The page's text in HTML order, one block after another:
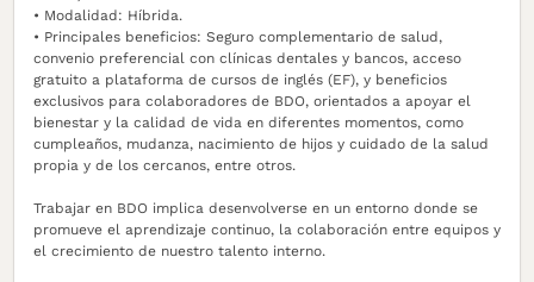
• Modalidad: Híbrida.
• Principales beneficios: Seguro complementario de salud,
convenio preferencial con clínicas dentales y bancos, acceso
gratuito a plataforma de cursos de inglés (EF), y beneficios
exclusivos para colaboradores de BDO, orientados a apoyar el
bienestar y la calidad de vida en diferentes momentos, como
cumpleaños, mudanza, nacimiento de hijos y cuidado de la salud
propia y de los cercanos, entre otros.
Trabajar en BDO implica desenvolverse en un entorno donde se
promueve el aprendizaje continuo, la colaboración entre equipos y
el crecimiento de nuestro talento interno.